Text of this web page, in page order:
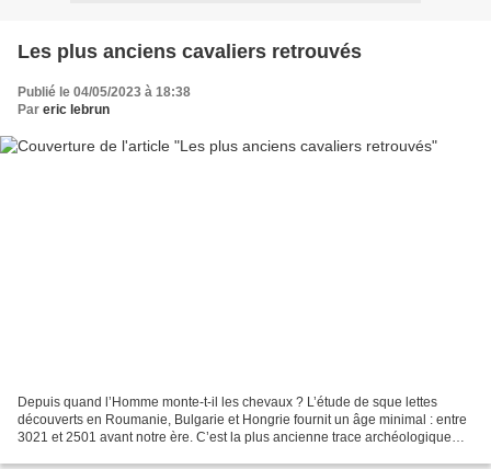
Les plus anciens cavaliers retrouvés
Publié le 04/05/2023 à 18:38
Par eric lebrun
Depuis quand l’Homme monte-t-il les chevaux ? L’étude de sque lettes
découverts en Roumanie, Bulgarie et Hongrie fournit un âge minimal : entre
3021 et 2501 avant notre ère. C’est la plus ancienne trace archéologique